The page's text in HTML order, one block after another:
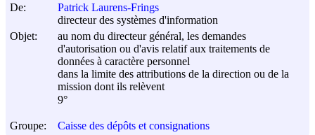
De:
Patrick Laurens-Frings
directeur des systèmes d'information
Objet:
au nom du directeur général, les demandes
d'autorisation ou d'avis relatif aux traitements de
données à caractère personnel
dans la limite des attributions de la direction ou de la
mission dont ils relèvent
9°
Groupe: Caisse des dépôts et consignations